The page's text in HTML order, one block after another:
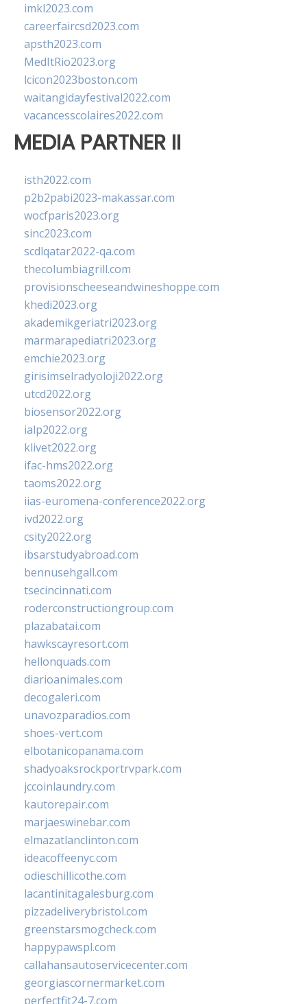
imkl2023.com
careerfaircsd2023.com
apsth2023.com
MedItRio2023.org
lcicon2023boston.com
waitangidayfestival2022.com
vacancesscolaires2022.com
MEDIA PARTNER II
isth2022.com
p2b2pabi2023-makassar.com
wocfparis2023.org
sinc2023.com
scdlqatar2022-qa.com
thecolumbiagrill.com
provisionscheeseandwineshoppe.com
khedi2023.org
akademikgeriatri2023.org
marmarapediatri2023.org
emchie2023.org
girisimselradyoloji2022.org
utcd2022.org
biosensor2022.org
ialp2022.org
klivet2022.org
ifac-hms2022.org
taoms2022.org
iias-euromena-conference2022.org
ivd2022.org
csity2022.org
ibsarstudyabroad.com
bennusehgall.com
tsecincinnati.com
roderconstructiongroup.com
plazabatai.com
hawkscayresort.com
hellonquads.com
diarioanimales.com
decogaleri.com
unavozparadios.com
shoes-vert.com
elbotanicopanama.com
shadyoaksrockportrvpark.com
jccoinlaundry.com
kautorepair.com
marjaeswinebar.com
elmazatlanclinton.com
ideacoffeenyc.com
odieschillicothe.com
lacantinitagalesburg.com
pizzadeliverybristol.com
greenstarsmogcheck.com
happypawspl.com
callahansautoservicecenter.com
georgiascornermarket.com
perfectfit24-7.com